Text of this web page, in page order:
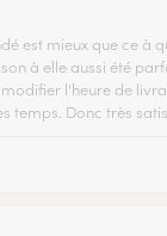
est mieux que ce à
à elle aussi été
l'heure de
temps. Donc très